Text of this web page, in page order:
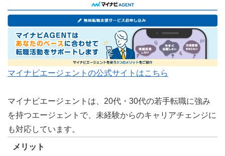
マイナビエージェントの公式サイトはこちら
マイナビエージェントは、20代・30代の若手転職に強み
を持つエージェントで、未経験からのキャリアチェンジに
も対応しています。
メリット